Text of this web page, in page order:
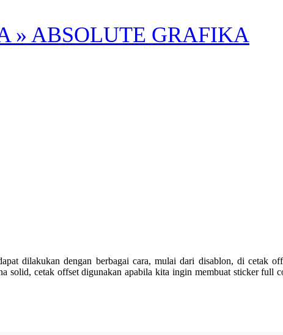
» ABSOLUTE GRAFIKA
dilakukan dengan berbagai cara, mulai dari disablon, di cetak
solid, cetak offset digunakan apabila kita ingin membuat sticker full